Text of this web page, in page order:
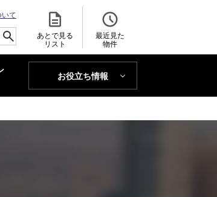
て
あとで見る
リスト
最近見た
物件
お役立ち情報
MAJOR'S BLOG